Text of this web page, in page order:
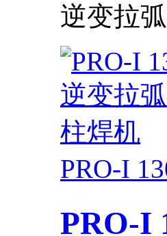
逆变拉
PRO-I
PRO-I